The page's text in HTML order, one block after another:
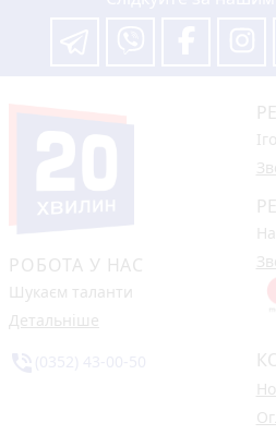
РОБОТА У НАС
Шукаєм таланти
Детальніше